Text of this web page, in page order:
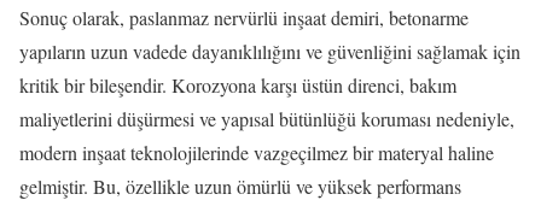
Sonuç olarak, paslanmaz nervürlü inşaat demiri, betonarme
yapıların uzun vadede dayanıklılığını ve güvenliğini sağlamak için
kritik bir bileşendir. Korozyona karşı üstün direnci, bakım
maliyetlerini düşürmesi ve yapısal bütünlüğü koruması nedeniyle,
modern inşaat teknolojilerinde vazgeçilmez bir materyal haline
gelmiştir. Bu, özellikle uzun ömürlü ve yüksek performans